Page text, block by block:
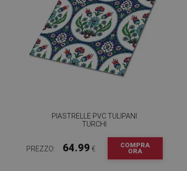
PIASTRELLE PVC TULIPANI
TURCHI
PREZZO: 64.99 €
COMPRA
ORA